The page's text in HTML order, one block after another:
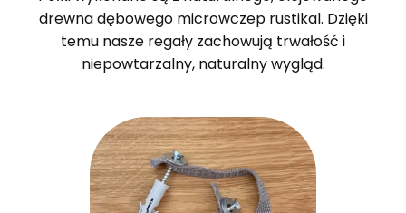
drewna dębowego microwczep rustikal. Dzięki
temu nasze regały zachowują trwałość i
niepowtarzalny, naturalny wygląd.